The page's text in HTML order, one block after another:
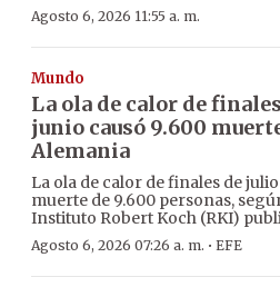
Agosto 6, 2026 11:55 a. m.
Mundo
La ola de calor de
junio causó 9.600
Alemania
La ola de calor de finales de
muerte de 9.600 personas,
Instituto Robert Koch (RKI)
Agosto 6, 2026 07:26 a. m. · EFE